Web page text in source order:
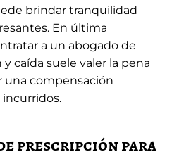
brindar tranquilidad
En última
a un abogado de
caída suele valer la pena
compensación
incurridos.
prescripción para